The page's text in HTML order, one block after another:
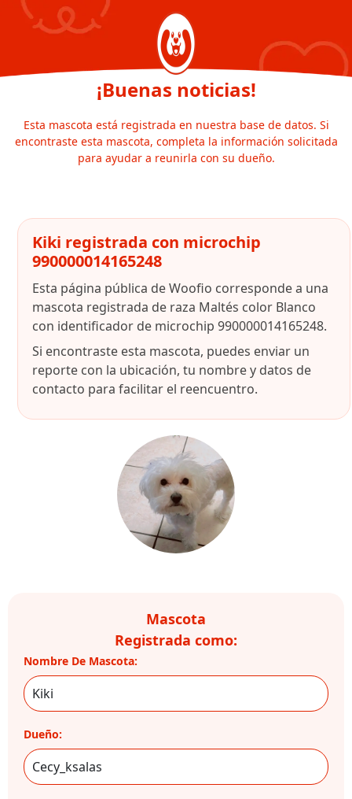
¡Buenas noticias!
Esta mascota está registrada en nuestra base de datos. Si
encontraste esta mascota, completa la información solicitada
para ayudar a reunirla con su dueño.
Kiki registrada con microchip
990000014165248
Esta página pública de Woofio corresponde a una
mascota registrada de raza Maltés color Blanco
con identificador de microchip 990000014165248.
Si encontraste esta mascota, puedes enviar un
reporte con la ubicación, tu nombre y datos de
contacto para facilitar el reencuentro.
Mascota
Registrada como:
Nombre De Mascota:
Dueño: